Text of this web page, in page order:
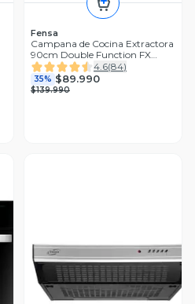
Fensa
Campana de Cocina Extractora
90cm Double Function FX
U6190
4.6(84)
35% $89.990
$139.990